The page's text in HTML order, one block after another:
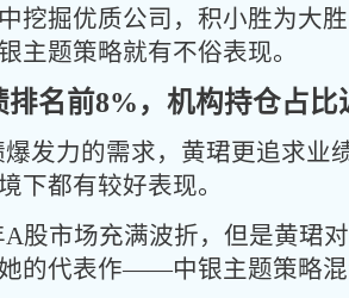
挖掘优质公司，积小胜为大
主题策略就有不俗表现。
排名前8%，机构持仓占比
发力的需求，黄珺更追求业
下都有较好表现。
股市场充满波折，但是黄珺
的代表作——中银主题策略